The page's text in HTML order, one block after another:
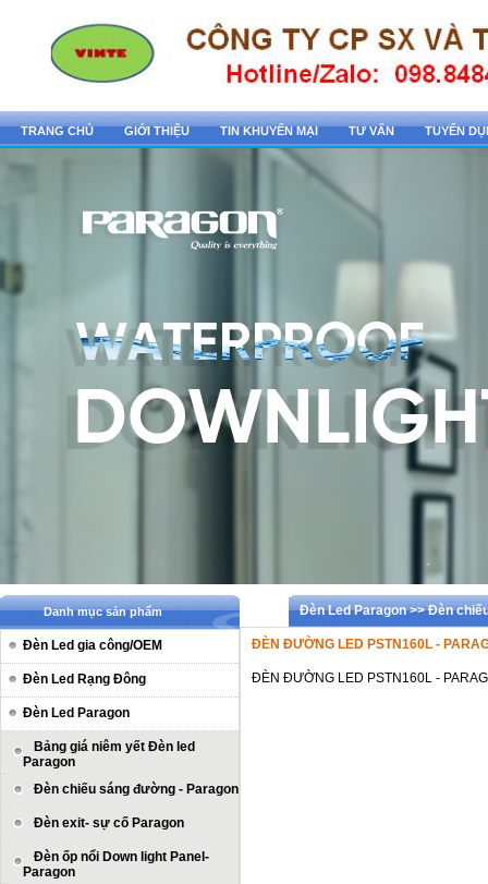
TRANG CHỦ GIỚI THIỆU TIN KHUYẾN MẠI TƯ VẤN TUYỂN
Danh mục sản phẩm
Đèn Led gia công/OEM
Đèn Led Rạng Đông
Đèn Led Paragon
Bảng giá niêm yết Đèn led
Paragon
Đèn chiếu sáng đường - Paragon
Đèn exit- sự cố Paragon
Đèn ốp nổi Down light Panel-
Paragon
Đèn Led Paragon >> Đèn
ĐÈN ĐƯỜNG LED PSTN160L -
ĐÈN ĐƯỜNG LED PSTN160L -